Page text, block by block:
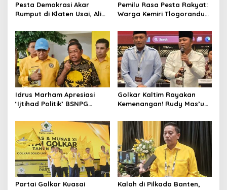
Pesta Demokrasi Akar
Rumput di Klaten Usai, Alim
Kursi Ketua RW 04 Kemiri
Pemilu Rasa Pesta Rakyat:
Warga Kemiri Tlogorandu
Demokratis, Rebutan Door
Prize Menarik!
Idrus Marham Apresiasi
‘Ijtihad Politik’ BSNPG
Agar Rakyat Jadi Aktor
Utama di Pemilu!
Golkar Kaltim Rayakan
Kemenangan! Rudy Mas’ud-
MK Tegaskan Hasil Pilgub
Partai Golkar Kuasai
Kalah di Pilkada Banten,